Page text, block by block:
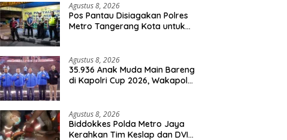
Agustus 8, 2026
Pos Pantau Disiagakan Polres
Metro Tangerang Kota untuk
Agustus 8, 2026
35.936 Anak Muda Main Bareng
di Kapolri Cup 2026, Wakapolri:
Agustus 8, 2026
Biddokkes Polda Metro Jaya
Kerahkan Tim Keslap dan DVI